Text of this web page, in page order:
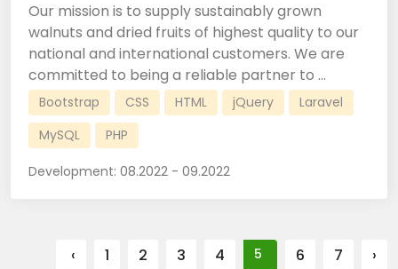
Our mission is to supply sustainably grown
walnuts and dried fruits of highest quality to our
national and international customers. We are
committed to being a reliable partner to ...
Bootstrap CSS HTML jQuery
Laravel
MySQL
PHP
Development: 08.2022 - 09.2022
‹ 1 2 3 4 5 6 7 ›